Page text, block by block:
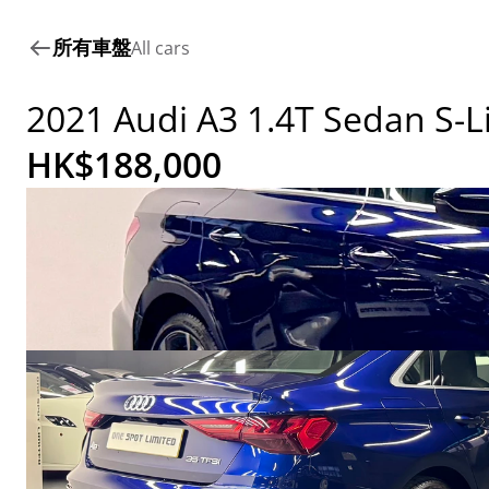
所有車盤All cars
2021 Audi A3 1.4T Sedan S-
HK$188,000